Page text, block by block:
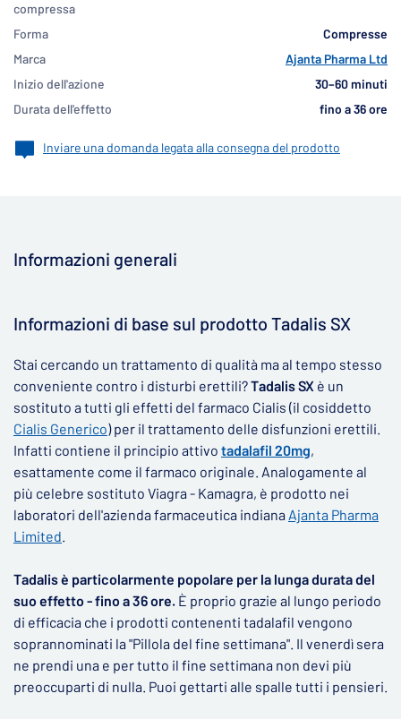
compressa
Forma
Compresse
Marca
Ajanta Pharma Ltd
Inizio dell'azione
30–60 minuti
Durata dell'effetto
fino a 36 ore
Inviare una domanda legata alla consegna del prodotto
Informazioni generali
▶
Informazioni di base sul prodotto Tadalis SX
Stai cercando un trattamento di qualità ma al tempo stesso
conveniente contro i disturbi erettili?Tadalis SX è un
sostituto a tutti gli effetti del farmaco Cialis (il cosiddetto
Cialis Generico) per il trattamento delle disfunzioni erettili.
Infatti contiene il principio attivo tadalafil 20mg,
esattamente come il farmaco originale. Analogamente al
più celebre sostituto Viagra - Kamagra, è prodotto nei
laboratori dell'azienda farmaceutica indiana Ajanta Pharma
Limited.
Tadalis è particolarmente popolare per la lunga durata del
suo effetto - fino a 36 ore. È proprio grazie al lungo periodo
di efficacia che i prodotti contenenti tadalafil vengono
soprannominati la "Pillola del fine settimana". Il venerdì sera
ne prendi una e per tutto il fine settimana non devi più
preoccuparti di nulla. Puoi gettarti alle spalle tutti i pensieri.